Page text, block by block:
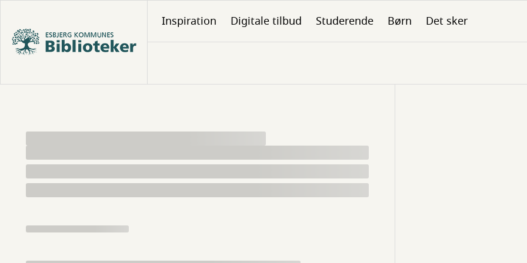
hovedindhold
Inspiration Digitale tilbud Studerende Børn Det sker